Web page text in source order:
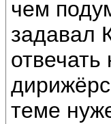
чем
задавал
теме